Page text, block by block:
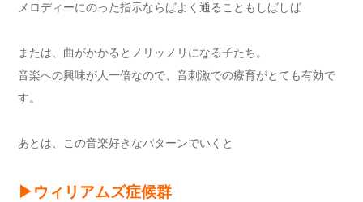
メロディーにのった指示ならばよく通ることもしばしば
または、曲がかかるとノリッノリになる子たち。
音楽への興味が人一倍なので、音刺激での療育がとても有効で
す。
あとは、この音楽好きなパターンでいくと
▶︎ウィリアムズ症候群